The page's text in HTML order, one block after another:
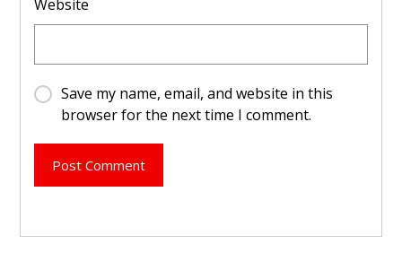
Website
Save my name, email, and website in this
browser for the next time I comment.
Post Comment